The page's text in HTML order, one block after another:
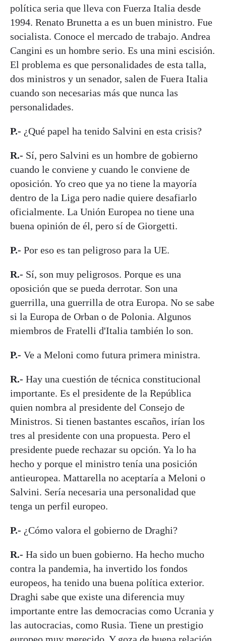
política seria que lleva con Fuerza Italia desde
1994. Renato Brunetta a es un buen ministro. Fue
socialista. Conoce el mercado de trabajo. Andrea
Cangini es un hombre serio. Es una mini escisión.
El problema es que personalidades de esta talla,
dos ministros y un senador, salen de Fuera Italia
cuando son necesarias más que nunca las
personalidades.
P.- ¿Qué papel ha tenido Salvini en esta crisis?
R.- Sí, pero Salvini es un hombre de gobierno
cuando le conviene y cuando le conviene de
oposición. Yo creo que ya no tiene la mayoría
dentro de la Liga pero nadie quiere desafiarlo
oficialmente. La Unión Europea no tiene una
buena opinión de él, pero sí de Giorgetti.
P.- Por eso es tan peligroso para la UE.
R.- Sí, son muy peligrosos. Porque es una
oposición que se pueda derrotar. Son una
guerrilla, una guerrilla de otra Europa. No se sabe
si la Europa de Orban o de Polonia. Algunos
miembros de Fratelli d'Italia también lo son.
P.- Ve a Meloni como futura primera ministra.
R.- Hay una cuestión de técnica constitucional
importante. Es el presidente de la República
quien nombra al presidente del Consejo de
Ministros. Si tienen bastantes escaños, irían los
tres al presidente con una propuesta. Pero el
presidente puede rechazar su opción. Ya lo ha
hecho y porque el ministro tenía una posición
antieuropea. Mattarella no aceptaría a Meloni o
Salvini. Sería necesaria una personalidad que
tenga un perfil europeo.
P.- ¿Cómo valora el gobierno de Draghi?
R.- Ha sido un buen gobierno. Ha hecho mucho
contra la pandemia, ha invertido los fondos
europeos, ha tenido una buena política exterior.
Draghi sabe que existe una diferencia muy
importante entre las democracias como Ucrania y
las autocracias, como Rusia. Tiene un prestigio
europeo muy merecido. Y goza de buena relación